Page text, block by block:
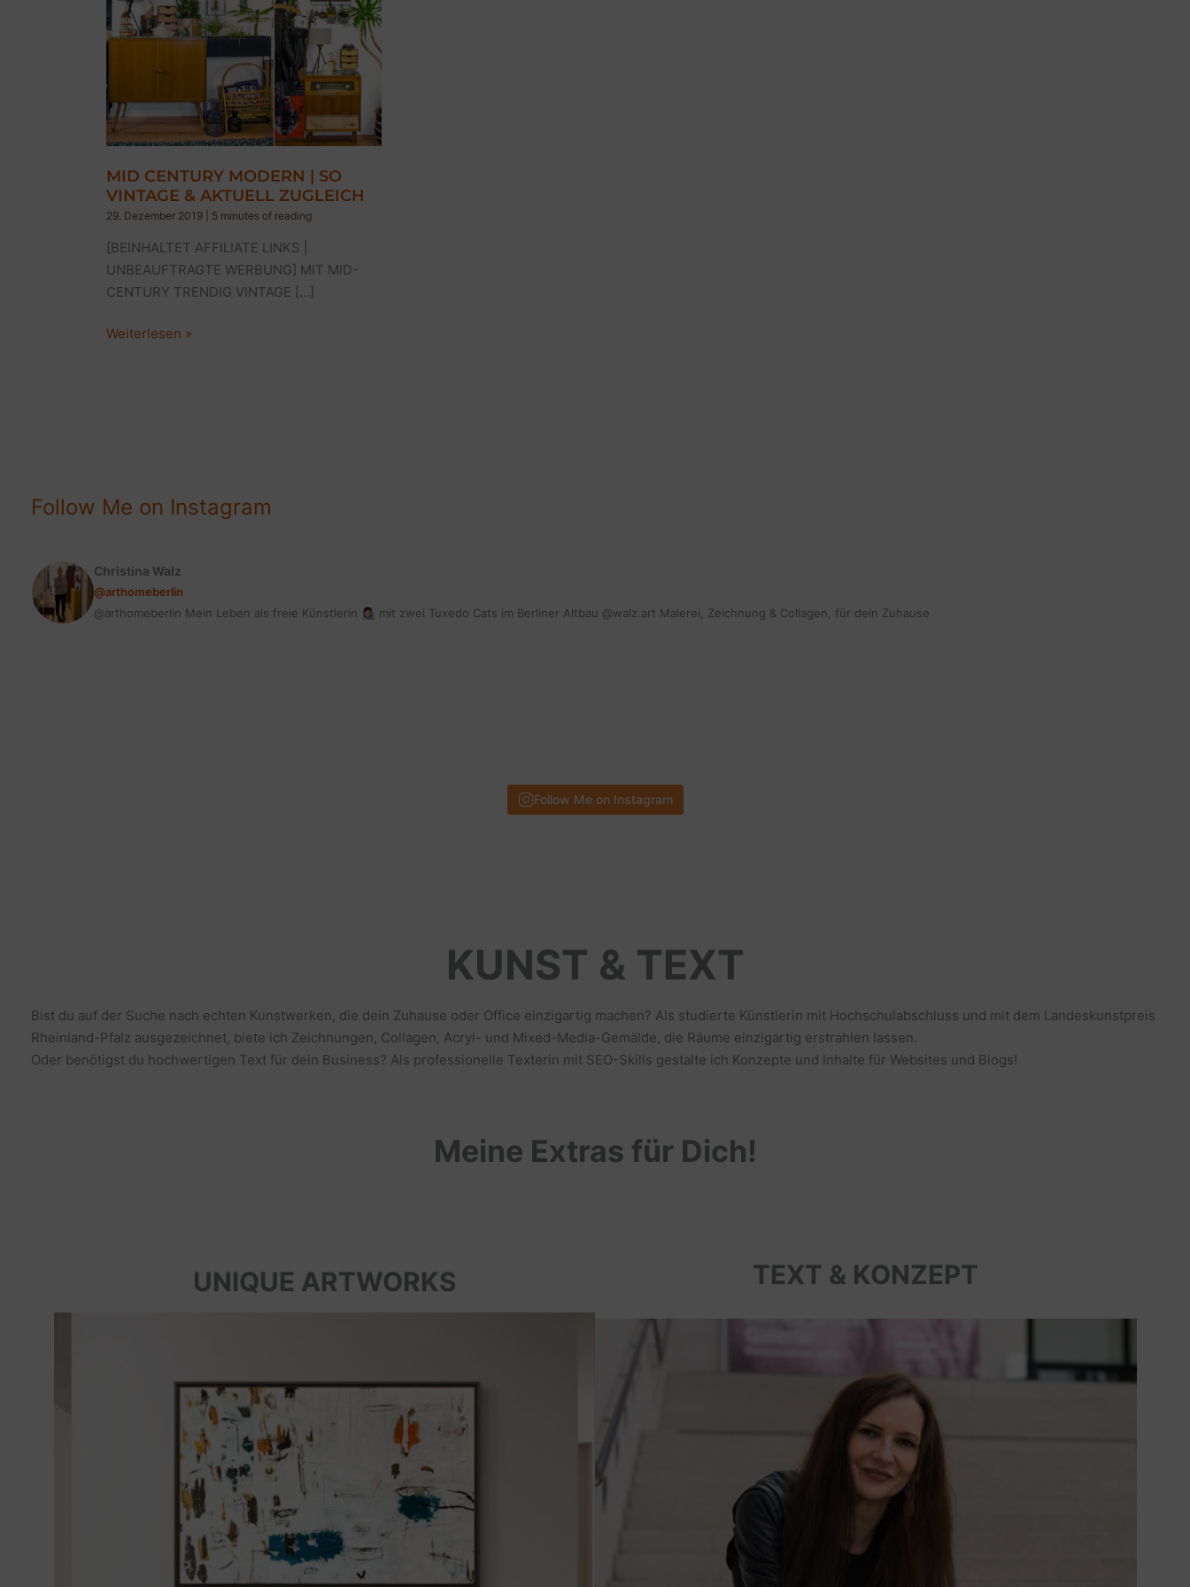
MID CENTURY MODERN | SO
VINTAGE & AKTUELL ZUGLEICH
29. Dezember 2019 5 minutes of reading
[BEINHALTET AFFILIATE LINKS |
UNBEAUFTRAGTE WERBUNG] MIT MID-
CENTURY TRENDIG VINTAGE […]
MID
ZUGLEICH
Weiterlesen »
Follow Me on Instagram
Christina Walz
@arthomeberlin
@arthomeberlin Mein Leben als freie Künstlerin 👩🏻‍🎨 mit zwei Tuxedo Cats im Berliner Altbau @walz.art Malerei, Zeichnung & Collagen, für dein Zuhause
Follow Me on Instagram
KUNST & TEXT
Bist du auf der Suche nach echten Kunstwerken, die dein Zuhause oder Office einzigartig machen? Als studierte Künstlerin mit Hochschulabschluss und mit dem Landeskunstpreis
Rheinland-Pfalz ausgezeichnet, biete ich Zeichnungen, Collagen, Acryl- und Mixed-Media-Gemälde, die Räume einzigartig erstrahlen lassen.
Oder benötigst du hochwertigen Text für dein Business? Als professionelle Texterin mit SEO-Skills gestalte ich Konzepte und Inhalte für Websites und Blogs!
Meine Extras für Dich!
UNIQUE ARTWORKS TEXT & KONZEPT